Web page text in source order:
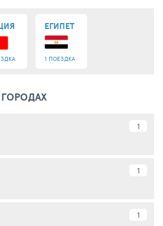
ЕГИПЕТ
1 ПОЕЗДКА
1
1
1